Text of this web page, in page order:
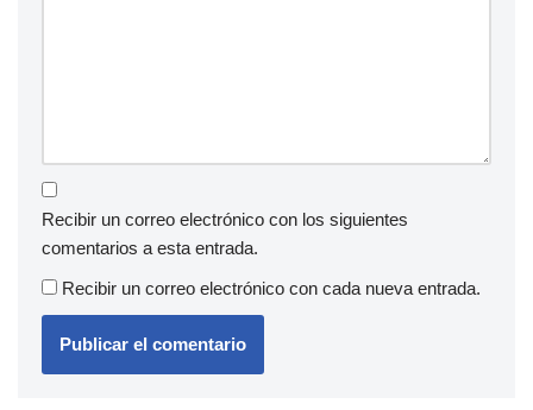
Recibir un correo electrónico con los siguientes
comentarios a esta entrada.
Recibir un correo electrónico con cada nueva entrada.